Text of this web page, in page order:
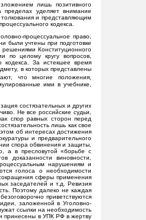
лишь позитивного
пределах уделяет внимание
и представляющим
кодекса.
процессуальное право,
были учтены при подготовке
Конституционного
по целому кругу вопросов,
кодекса. За истекшее время
в которых представлены
что многие положения,
ими в учебнике,
состязательных и других
Не все российские судьи,
спор равных сторон перед
лишь как свое
об интересах достижения
и предварительного
спора обвинения и защиты,
а в пресловутой «борьбе с
доказанности виновности,
нарушениям и
голоса о необходимости
сферы применения
заседателей и т.д. Ревизия
Поэтому далеко не каждая
приветствуются
заложенной в Уголовно-
ссылки на необходимость
принесены в УПК РФ в жертву